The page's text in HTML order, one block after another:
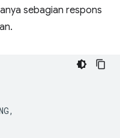
sebagian respons
,